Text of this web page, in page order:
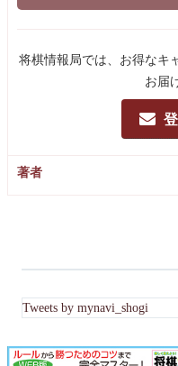
将棋情報局では、お得なキ
お届
著者
Tweets by mynavi_shogi